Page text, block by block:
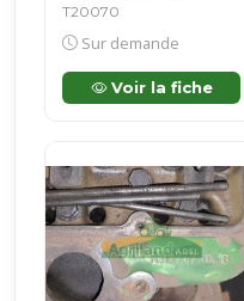
T20070
Sur demande
Voir la fiche